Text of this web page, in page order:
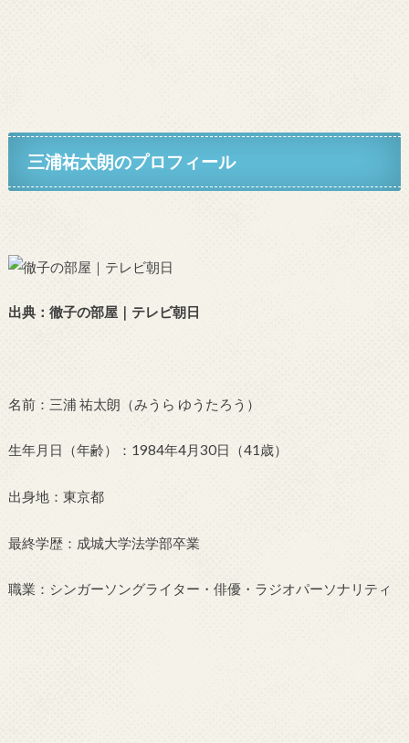
三浦祐太朗のプロフィール
出典：徹子の部屋｜テレビ朝日
名前：三浦 祐太朗（みうら ゆうたろう）
生年月日（年齢）：1984年4月30日（41歳）
出身地：東京都
最終学歴：成城大学法学部卒業
職業：シンガーソングライター・俳優・ラジオパーソナリティ